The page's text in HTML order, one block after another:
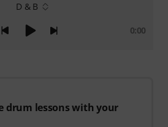
D & B
0:00
drum lessons with your